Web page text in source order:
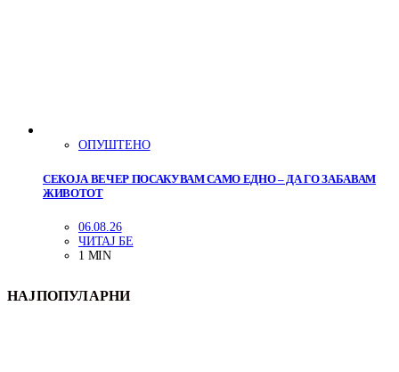
ОПУШТЕНО
СЕКОЈА ВЕЧЕР ПОСАКУВАМ САМО ЕДНО – ДА ГО ЗАБАВАМ
ЖИВОТОТ
06.08.26
ЧИТАЈ БЕ
1 MIN
НАЈПОПУЛАРНИ